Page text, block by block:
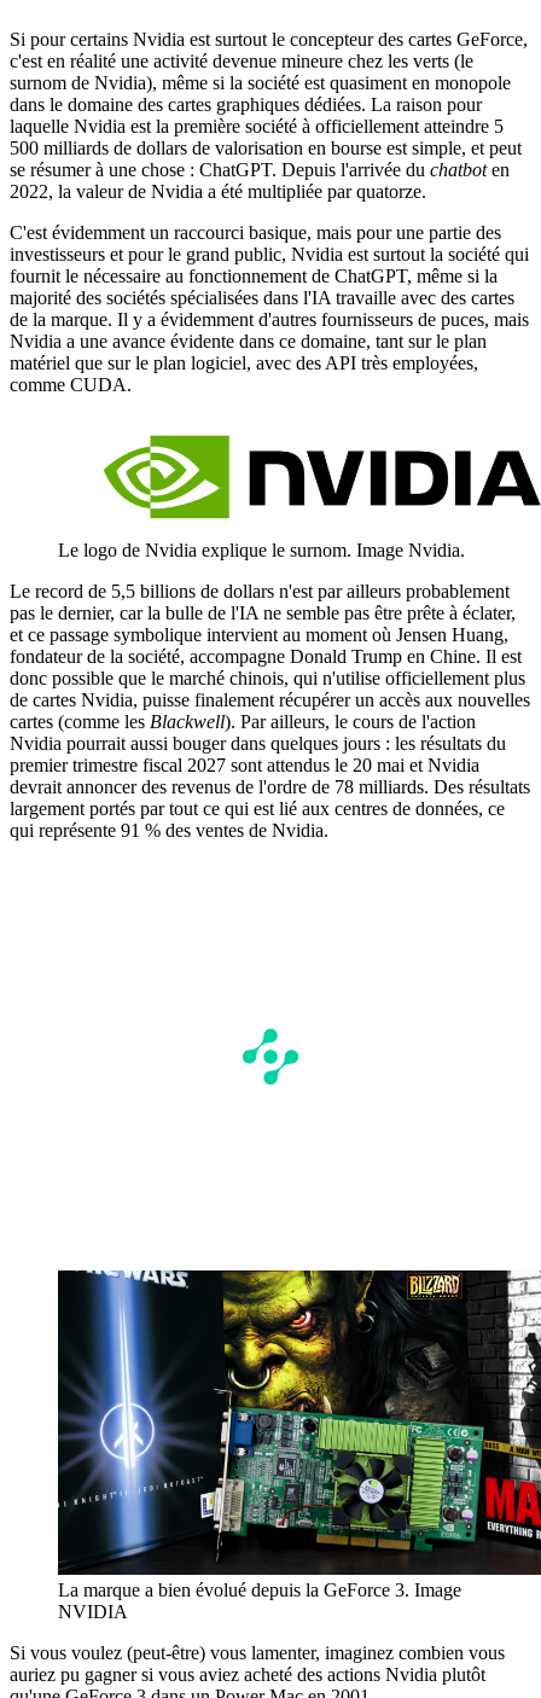
Si pour certains Nvidia est surtout le concepteur des cartes GeForce,
c'est en réalité une activité devenue mineure chez les verts (le
surnom de Nvidia), même si la société est quasiment en monopole
dans le domaine des cartes graphiques dédiées. La raison pour
laquelle Nvidia est la première société à officiellement atteindre 5
500 milliards de dollars de valorisation en bourse est simple, et peut
se résumer à une chose : ChatGPT. Depuis l'arrivée du chatboten
2022, la valeur de Nvidia a été multipliée par quatorze.
C'est évidemment un raccourci basique, mais pour une partie des
investisseurs et pour le grand public, Nvidia est surtout la société qui
fournit le nécessaire au fonctionnement de ChatGPT, même si la
majorité des sociétés spécialisées dans l'IA travaille avec des cartes
de la marque. Il y a évidemment d'autres fournisseurs de puces, mais
Nvidia a une avance évidente dans ce domaine, tant sur le plan
matériel que sur le plan logiciel, avec des API très employées,
comme CUDA.
Le logo de Nvidia explique le surnom. Image Nvidia.
Le record de 5,5 billions de dollars n'est par ailleurs probablement
pas le dernier, car la bulle de l'IA ne semble pas être prête à éclater,
et ce passage symbolique intervient au moment où Jensen Huang,
fondateur de la société, accompagne Donald Trump en Chine. Il est
donc possible que le marché chinois, qui n'utilise officiellement plus
de cartes Nvidia, puisse finalement récupérer un accès aux nouvelles
cartes (comme les Blackwell). Par ailleurs, le cours de l'action
Nvidia pourrait aussi bouger dans quelques jours : les résultats du
premier trimestre fiscal 2027 sont attendus le 20 mai et Nvidia
devrait annoncer des revenus de l'ordre de 78 milliards. Des résultats
largement portés par tout ce qui est lié aux centres de données, ce
qui représente 91 % des ventes de Nvidia.
La marque a bien évolué depuis la GeForce 3. Image
NVIDIA
Si vous voulez (peut-être) vous lamenter, imaginez combien vous
auriez pu gagner si vous aviez acheté des actions Nvidia plutôt